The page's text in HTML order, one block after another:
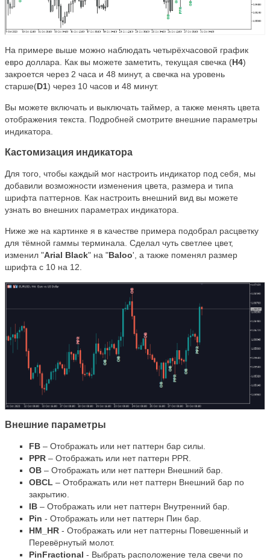
На примере выше можно наблюдать четырёхчасовой график
евро доллара. Как вы можете заметить, текущая свечка (H4)
закроется через 2 часа и 48 минут, а свечка на уровень
старше(D1) через 10 часов и 48 минут.
Вы можете включать и выключать таймер, а также менять цвета
отображения текста. Подробней смотрите внешние параметры
индикатора.
Кастомизация индикатора
Для того, чтобы каждый мог настроить индикатор под себя, мы
добавили возможности изменения цвета, размера и типа
шрифта паттернов. Как настроить внешний вид вы можете
узнать во внешних параметрах индикатора.
Ниже же на картинке я в качестве примера подобрал расцветку
для тёмной гаммы терминала. Сделал чуть светлее цвет,
изменил "Arial Black" на "Baloo', а также поменял размер
шрифта с 10 на 12.
Внешние параметры
FB – Отображать или нет паттерн бар силы.
PPR – Отображать или нет паттерн PPR
OB – Отображать или нет паттерн Внешний бар.
OBCL – Отображать или нет паттерн Внешний бар по
закрытию.
IB – Отображать или нет паттерн Внутренний бар.
Pin - Отображать или нет паттерн Пин бар.
HM_HR - Отображать или нет паттерны Повешенный и
Перевёрнутый молот.
PinFractional - Выбрать расположение тела свечи по